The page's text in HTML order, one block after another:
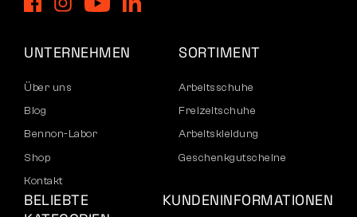
UNTERNEHMEN
Über uns
Blog
Bennon-Labor
Shop
Kontakt
SORTIMENT
Arbeitsschuhe
Freizeitschuhe
Arbeitskleidung
Geschenkgutscheine
BELIEBTE
KUNDENINFORMATIONEN